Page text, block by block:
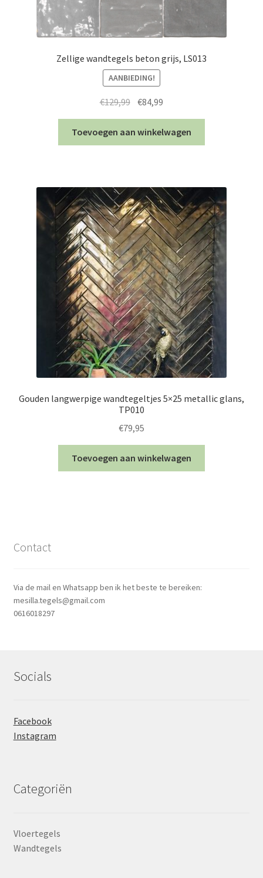
Zellige wandtegels beton grijs, LS013
AANBIEDING!
€129,99 Oorspronkelijke
prijs
was:
€129,99.
€84,99
prijs
is:
€84,99.
Toevoegen aan winkelwagen
Gouden langwerpige wandtegeltjes 5×25 metallic glans,
TP010
€79,95
Toevoegen aan winkelwagen
Contact
Via de mail en Whatsapp ben ik het beste te bereiken:
mesilla.tegels@gmail.com
0616018297
Socials
Facebook
Instagram
Categoriën
Vloertegels
Wandtegels